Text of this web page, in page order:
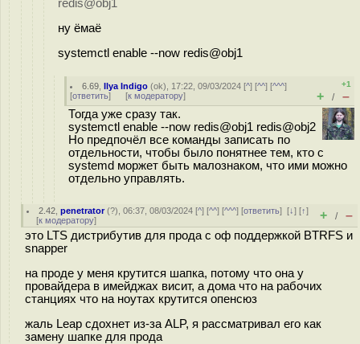
redis@obj1
ну ёмаё
systemctl enable --now redis@obj1
6.69 ,Ilya Indigo (ok), 17:22, 09/03/2024 [^] [^^] [^^^]
[ответить] [к модератору]
+1
+ / –
Тогда уже сразу так.
systemctl enable --now redis@obj1 redis@obj2
Но предпочёл все команды записать по
отдельности, чтобы было понятнее тем, кто с
systemd моржет быть малознаком, что ими можно
отдельно управлять.
2.42 ,penetrator(?), 06:37, 08/03/2024 [^] [^^] [^^^] [ответить][↓] [↑]
[к модератору] + / –
это LTS дистрибутив для прода с оф поддержкой BTRFS и
snapper
на проде у меня крутится шапка, потому что она у
провайдера в имейджах висит, а дома что на рабочих
станциях что на ноутах крутится опенсюз
жаль Leap сдохнет из-за ALP, я рассматривал его как
замену шапке для прода